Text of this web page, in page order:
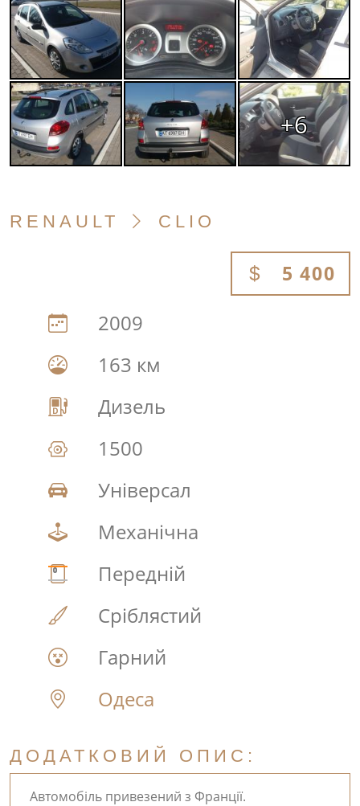
+6
RENAULT CLIO
5 400
2009
163 км
Дизель
1500
Універсал
Механічна
Передній
Сріблястий
Гарний
Одеса
ДОДАТКОВИЙ ОПИС:
Автомобіль привезений з Франції.